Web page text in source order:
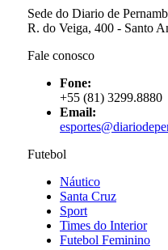
Sede do Diario de
R. do Veiga, 400 - Santo
Fale conosco
Fone:
+55 (81) 3299.8880
Email:
Futebol
Náutico
Santa Cruz
Sport
Times do Interior
Futebol Feminino